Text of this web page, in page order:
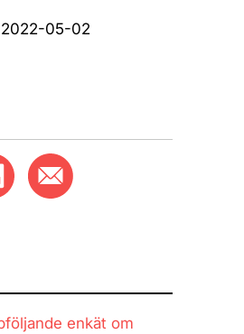
2022-05-02
enkät om